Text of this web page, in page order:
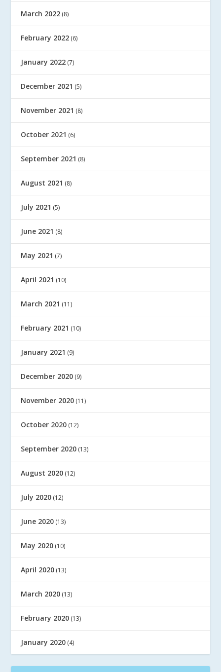
March 2022 (8)
February 2022 (6)
January 2022 (7)
December 2021 (5)
November 2021 (8)
October 2021 (6)
September 2021 (8)
August 2021 (8)
July 2021 (5)
June 2021 (8)
May 2021 (7)
April 2021 (10)
March 2021 (11)
February 2021 (10)
January 2021 (9)
December 2020 (9)
November 2020 (11)
October 2020 (12)
September 2020 (13)
August 2020 (12)
July 2020 (12)
June 2020 (13)
May 2020 (10)
April 2020 (13)
March 2020 (13)
February 2020 (13)
January 2020 (4)